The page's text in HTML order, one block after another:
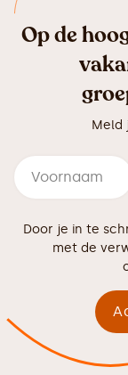
Op de
Meld
Door je in te
met de